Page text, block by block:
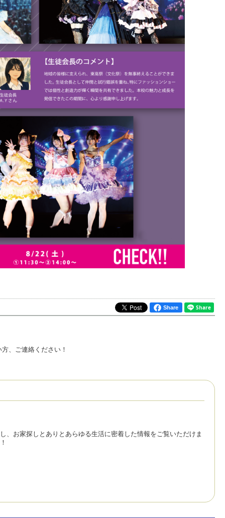
Share
、ご連絡ください！
、お家探しとありとあらゆる生活に密着した情報をご覧いただけま